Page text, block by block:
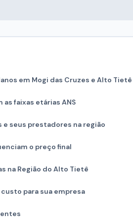
em Mogi das Cruzes e Alto Tietê
as faixas etárias ANS
e seus prestadores na região
o preço final
na Região do Alto Tietê
para sua empresa